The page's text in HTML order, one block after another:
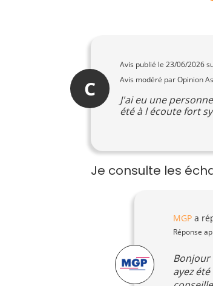
C
Avis publié le 23/06/2026
Avis modéré par Opinion
J'ai eu une
été à l écoute fort
Je consulte les
MGP a
Réponse
Bonjour
ayez